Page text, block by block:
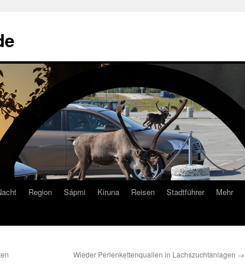
Region Sápmi Kiruna Reisen Stadtführer Mehr
Wieder Perlenkettenquallen in Lachszuchtanlagen →